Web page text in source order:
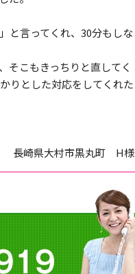
と言ってくれ、30分もしな
そこもきっちりと直してく
りとした対応をしてくれた
長崎県大村市黒丸町 H様